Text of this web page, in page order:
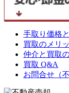
手取り価格
買取のメリ
仲介と買取
買取 Q&A
お問合せ（